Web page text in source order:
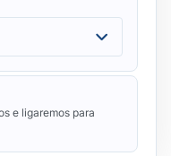
e ligaremos para